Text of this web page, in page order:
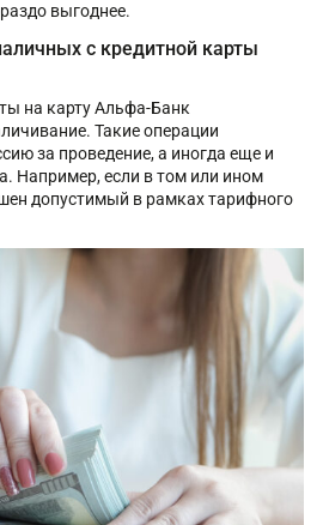
выгоднее.
с кредитной карты
на карту Альфа-Банк
Такие операции
за проведение, а иногда еще и
Например, если в том или ином
допустимый в рамках тарифного